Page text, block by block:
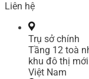
Liên hệ
Trụ sở chính
Tầng 12 toà
khu đô thị
Việt Nam